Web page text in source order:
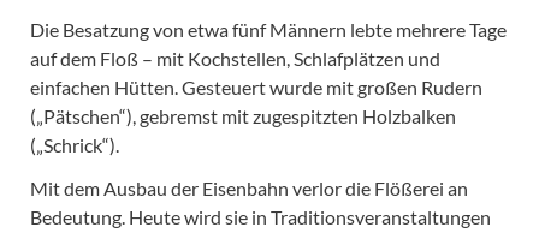
Die Besatzung von etwa fünf Männern lebte mehrere Tage
auf dem Floß – mit Kochstellen, Schlafplätzen und
einfachen Hütten. Gesteuert wurde mit großen Rudern
(„Pätschen“), gebremst mit zugespitzten Holzbalken
(„Schrick“).
Mit dem Ausbau der Eisenbahn verlor die Flößerei an
Bedeutung. Heute wird sie in Traditionsveranstaltungen